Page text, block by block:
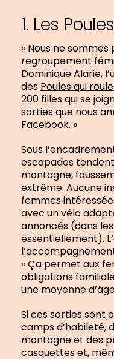
1. Les
« Nous ne sommes
regroupement
Dominique Alarie,
des Poules qui
200 filles qui se
sorties que nous
Facebook. »
Sous
escapades
montagne,
extrême. Aucune
femmes
avec un vélo
annoncés (dans
essentiellement).
« Ça permet aux
obligations
une moyenne
Si ces sorties sont
camps d’habileté,
montagne et des
casquettes et,